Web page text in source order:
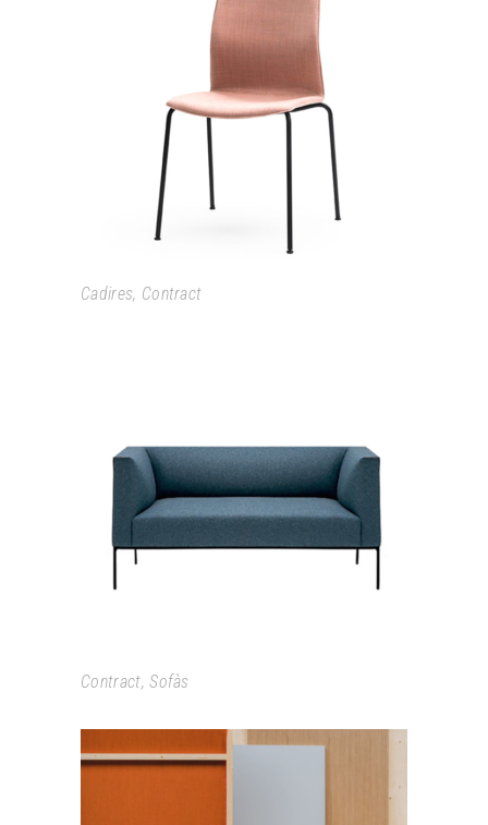
KABI
Cadires, Contract
RAGLAN
Contract,Sofàs